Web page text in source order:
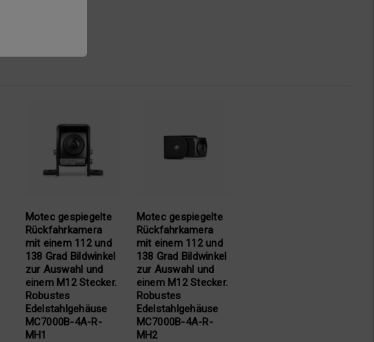
Motec gespiegelte
Rückfahrkamera
mit einem 112 und
138 Grad Bildwinkel
zur Auswahl und
einem M12 Stecker.
Robustes
Edelstahlgehäuse
MC7000B-4A-R-
MH1
Motec gespiegelte
Rückfahrkamera
mit einem 112 und
138 Grad Bildwinkel
zur Auswahl und
einem M12 Stecker.
Robustes
Edelstahlgehäuse
MC7000B-4A-R-
MH2